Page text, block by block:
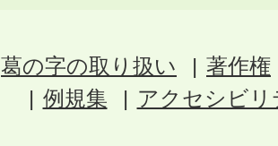
葛の字の取り扱い
著作権
例規集
アクセシビ